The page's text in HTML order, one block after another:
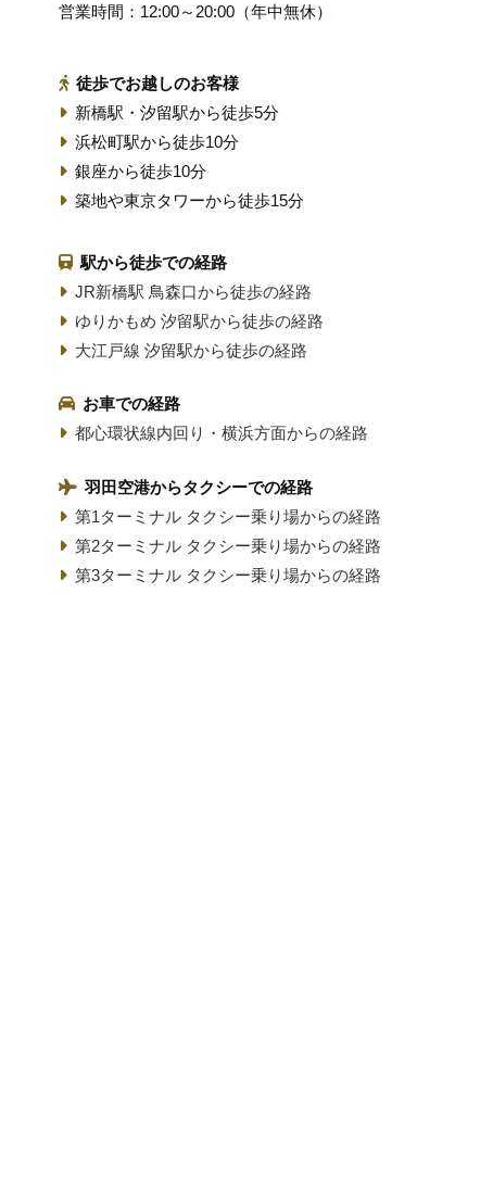
営業時間：12:00～20:00（年中無休）
徒歩でお越しのお客様
新橋駅・汐留駅から徒歩5分
浜松町駅から徒歩10分
銀座から徒歩10分
築地や東京タワーから徒歩15分
駅から徒歩での経路
JR新橋駅 鳥森口から徒歩の経路
ゆりかもめ 汐留駅から徒歩の経路
大江戸線 汐留駅から徒歩の経路
お車での経路
都心環状線内回り・横浜方面からの経路
羽田空港からタクシーでの経路
第1ターミナル タクシー乗り場からの経路
第2ターミナル タクシー乗り場からの経路
第3ターミナル タクシー乗り場からの経路